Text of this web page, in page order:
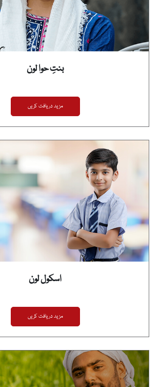
بنتِ حوا لون
مزید دریافت کریں
اسکول لون
مزید دریافت کریں